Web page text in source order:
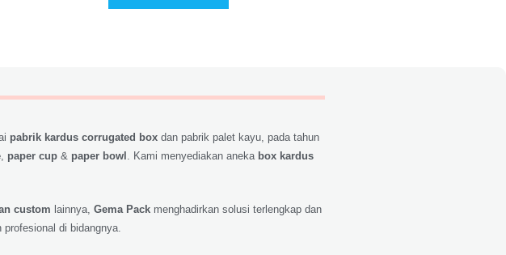
pabrik kardus corrugated box dan pabrik palet kayu, pada tahun
paper cup & paper bowl . Kami menyediakan aneka box kardus
custom lainnya, Gema Pack menghadirkan solusi terlengkap dan
di bidangnya.